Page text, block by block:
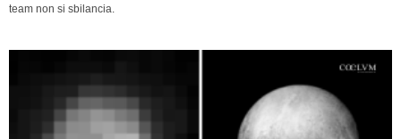
team non si sbilancia.